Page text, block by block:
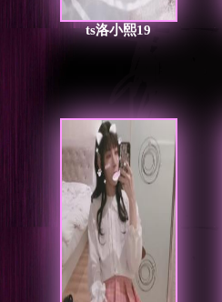
ts洛小熙19